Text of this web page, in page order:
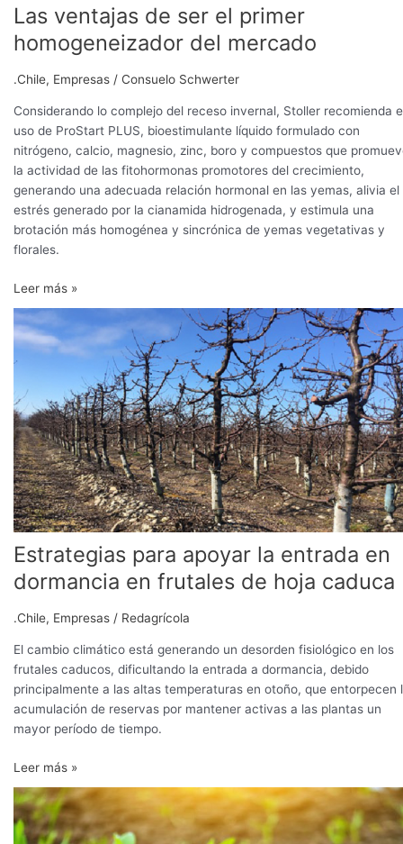
Las ventajas de ser el primer
homogeneizador del mercado
.Chile, Empresas / Consuelo Schwerter
Considerando lo complejo del receso invernal, Stoller recomienda
uso de ProStart PLUS, bioestimulante líquido formulado con
nitrógeno, calcio, magnesio, zinc, boro y compuestos que
la actividad de las fitohormonas promotores del crecimiento,
generando una adecuada relación hormonal en las yemas, alivia el
estrés generado por la cianamida hidrogenada, y estimula una
brotación más homogénea y sincrónica de yemas vegetativas y
florales.
Leer más »
Estrategias para apoyar la entrada en
dormancia en frutales de hoja caduca
.Chile, Empresas / Redagrícola
El cambio climático está generando un desorden fisiológico en los
frutales caducos, dificultando la entrada a dormancia, debido
principalmente a las altas temperaturas en otoño, que entorpecen
acumulación de reservas por mantener activas a las plantas un
mayor período de tiempo.
Estrategias
para
apoyar
entrada
en
dormancia
en
frutales
de
hoja
caduca
Leer más »
Corteva
Agriscience
completa